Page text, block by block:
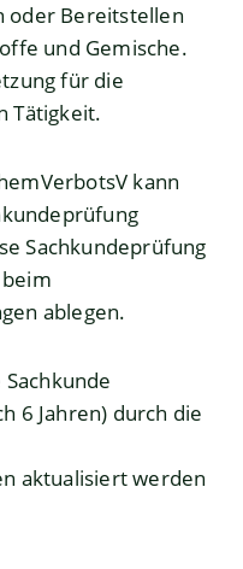
oder Bereitstellen
und Gemische.
für die
Tätigkeit.
kann
Sachkundeprüfung
ablegen.
6 Jahren) durch die
aktualisiert werden